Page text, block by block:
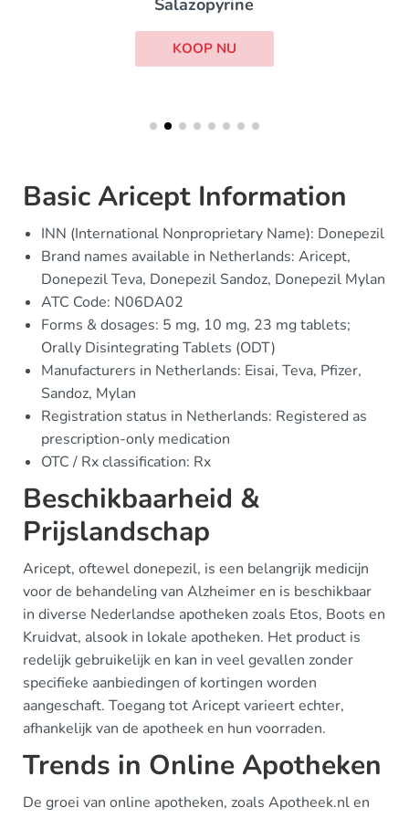
Salazopyrine
KOOP NU
Basic Aricept Information
INN (International Nonproprietary Name): Donepezil
Brand names available in Netherlands: Aricept,
Donepezil Teva, Donepezil Sandoz, Donepezil Mylan
ATC Code: N06DA02
Forms & dosages: 5 mg, 10 mg, 23 mg tablets;
Orally Disintegrating Tablets (ODT)
Manufacturers in Netherlands: Eisai, Teva, Pfizer,
Sandoz, Mylan
Registration status in Netherlands: Registered as
prescription-only medication
OTC / Rx classification: Rx
Beschikbaarheid &
Prijslandschap
Aricept, oftewel donepezil, is een belangrijk medicijn
voor de behandeling van Alzheimer en is beschikbaar
in diverse Nederlandse apotheken zoals Etos, Boots en
Kruidvat, alsook in lokale apotheken. Het product is
redelijk gebruikelijk en kan in veel gevallen zonder
specifieke aanbiedingen of kortingen worden
aangeschaft. Toegang tot Aricept varieert echter,
afhankelijk van de apotheek en hun voorraden.
Trends in Online Apotheken
De groei van online apotheken, zoals Apotheek.nl en